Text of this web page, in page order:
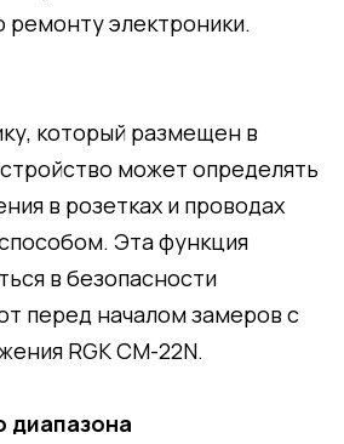
ремонту электроники.
который размещен в
может определять
в розетках и проводах
Эта функция
в безопасности
перед началом замеров с
RGK CM-22N.
диапазона